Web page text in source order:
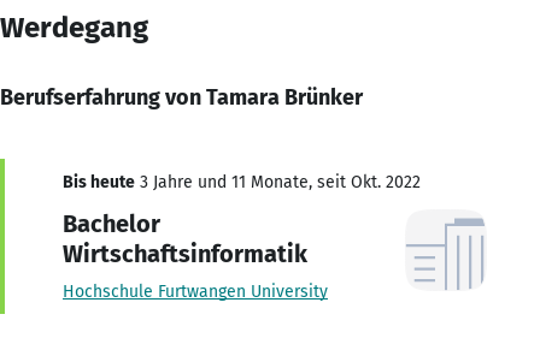
Werdegang
Berufserfahrung von Tamara Brünker
Bis heute 3 Jahre und 11 Monate, seit Okt. 2022
Bachelor
Wirtschaftsinformatik
Hochschule Furtwangen University